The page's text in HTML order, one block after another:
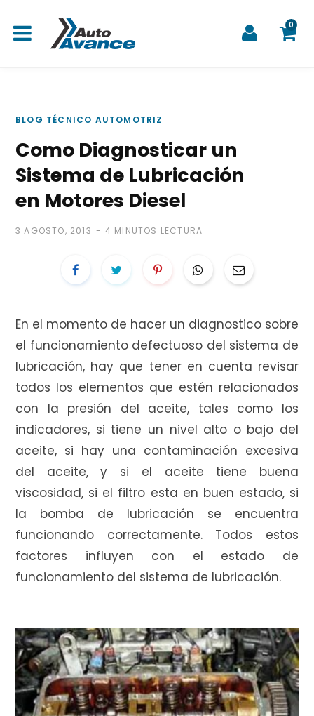
0
i
t
e
c
BLOG TÉCNICO AUTOMOTRIZ
Como Diagnosticar un
Sistema de Lubricación
en Motores Diesel
3 AGOSTO, 2013 4 MINUTOS LECTURA
En el momento de hacer un diagnostico sobre
el funcionamiento defectuoso del sistema de
lubricación, hay que tener en cuenta revisar
todos los elementos que estén relacionados
con la presión del aceite, tales como los
indicadores, si tiene un nivel alto o bajo del
aceite, si hay una contaminación excesiva
del aceite, y si el aceite tiene buena
viscosidad, si el filtro esta en buen estado, si
la bomba de lubricación se encuentra
funcionando correctamente. Todos estos
factores influyen con el estado de
funcionamiento del sistema de lubricación.